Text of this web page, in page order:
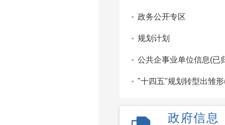
政务公开专区
规划计划
公共企事业单位信息(已
"十四五"规划转型出雏
政府信息